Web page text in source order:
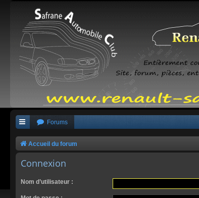
Forums
Accueil du forum
Connexion
Nom d’utilisateur :